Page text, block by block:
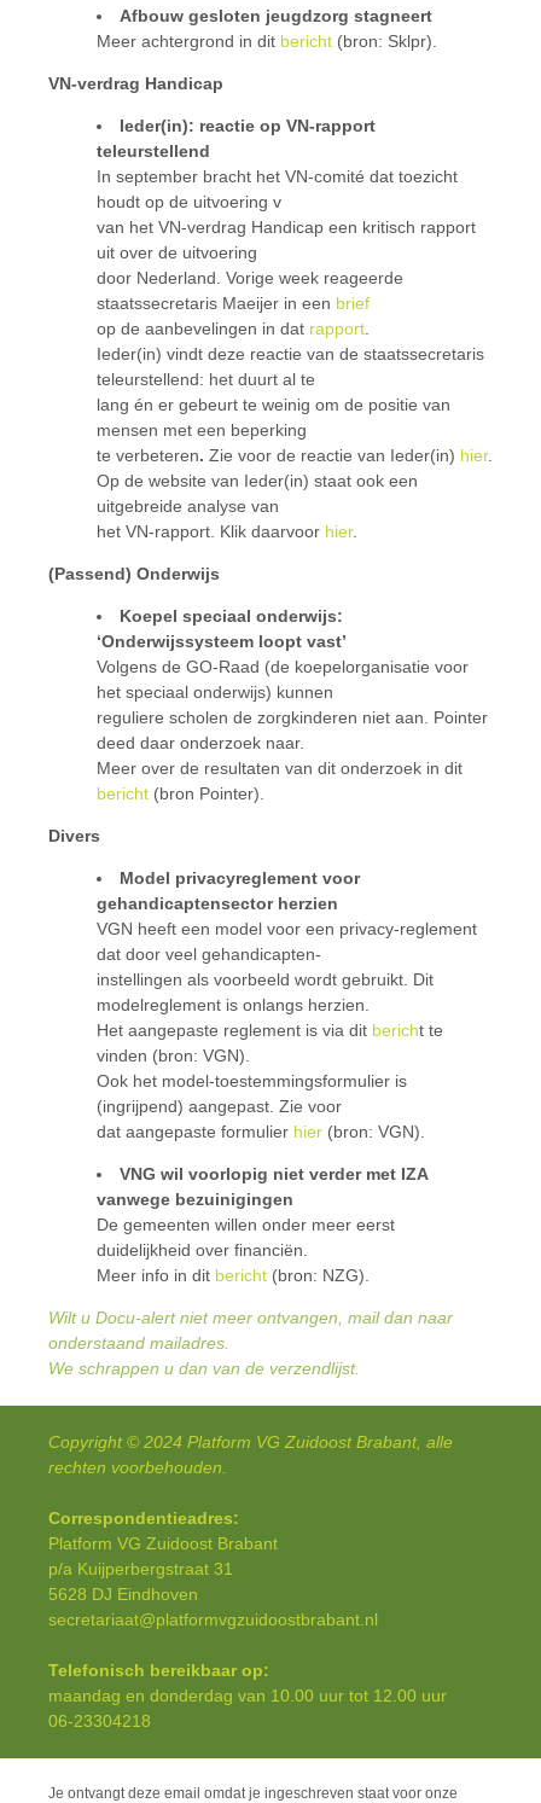
Afbouw gesloten jeugdzorg stagneert
Meer achtergrond in dit bericht (bron: Sklpr).
VN-verdrag Handicap
Ieder(in): reactie op VN-rapport
teleurstellend
In september bracht het VN-comité dat toezicht
houdt op de uitvoering v
van het VN-verdrag Handicap een kritisch rapport
uit over de uitvoering
door Nederland. Vorige week reageerde
staatssecretaris Maeijer in een brief
op de aanbevelingen in dat rapport
Ieder(in) vindt deze reactie van de staatssecretaris
teleurstellend: het duurt al te
lang én er gebeurt te weinig om de positie van
mensen met een beperking
te verbeteren. Zie voor de reactie van Ieder(in) hier.
Op de website van Ieder(in) staat ook een
uitgebreide analyse van
het VN-rapport. Klik daarvoor hier.
(Passend) Onderwijs
Koepel speciaal onderwijs:
‘Onderwijssysteem loopt vast’
Volgens de GO-Raad (de koepelorganisatie voor
het speciaal onderwijs) kunnen
reguliere scholen de zorgkinderen niet aan. Pointer
deed daar onderzoek naar.
Meer over de resultaten van dit onderzoek in dit
bericht (bron Pointer).
Divers
Model privacyreglement voor
gehandicaptensector herzien
VGN heeft een model voor een privacy-reglement
dat door veel gehandicapten-
instellingen als voorbeeld wordt gebruikt. Dit
modelreglement is onlangs herzien.
Het aangepaste reglement is via dit bericht te
vinden (bron: VGN).
Ook het model-toestemmingsformulier is
(ingrijpend) aangepast. Zie voor
dat aangepaste formulier hier (bron: VGN).
VNG wil voorlopig niet verder met IZA
vanwege bezuinigingen
De gemeenten willen onder meer eerst
duidelijkheid over financiën.
Meer info in dit bericht (bron: NZG).
Wilt u Docu-alert niet meer ontvangen, mail dan naar
onderstaand mailadres.
We schrappen u dan van de verzendlijst.
Copyright © 2024 Platform VG Zuidoost Brabant, alle
rechten voorbehouden.
Correspondentieadres:
Platform VG Zuidoost Brabant
p/a Kuijperbergstraat 31
5628 DJ Eindhoven
secretariaat@platformvgzuidoostbrabant.nl
Telefonisch bereikbaar op:
maandag en donderdag van 10.00 uur tot 12.00 uur
06-23304218
Je ontvangt deze email omdat je ingeschreven staat voor onze